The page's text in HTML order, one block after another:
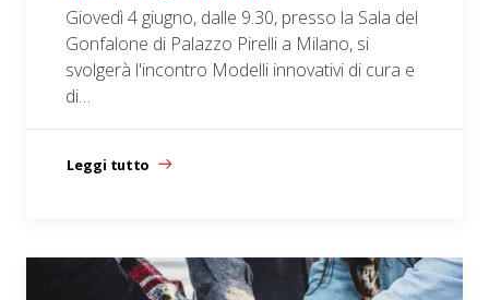
Giovedì 4 giugno, dalle 9.30, presso la Sala del
Gonfalone di Palazzo Pirelli a Milano, si
svolgerà l'incontro Modelli innovativi di cura e
di…
Leggi tutto